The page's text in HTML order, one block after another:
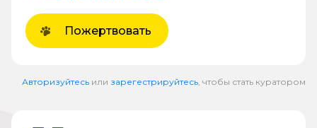
Пожертвовать
Авторизуйтесь или зарегестрируйтесь , чтобы стать куратором